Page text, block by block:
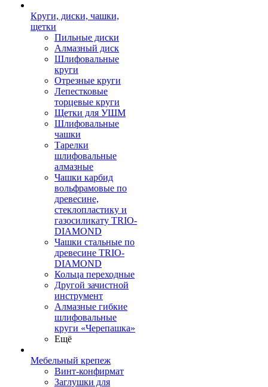
Круги, диски, чашки,
щетки
Пильные диски
Алмазный диск
Шлифовальные
круги
Отрезные круги
Лепестковые
торцевые круги
Щетки для УШМ
Шлифовальные
чашки
Тарелки
шлифовальные
алмазные
Чашки карбид
вольфрамовые по
древесине,
стеклопластику и
газосиликату TRIO-
DIAMOND
Чашки стальные по
древесине TRIO-
DIAMOND
Кольца переходные
Другой зачистной
инструмент
Алмазные гибкие
шлифовальные
круги «Черепашка»
Ещё
Мебельный крепеж
Винт-конфирмат
Заглушки для